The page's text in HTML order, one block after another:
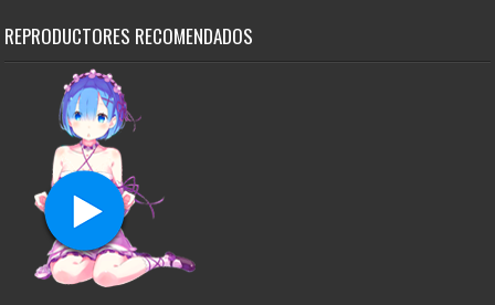
REPRODUCTORES RECOMENDADOS